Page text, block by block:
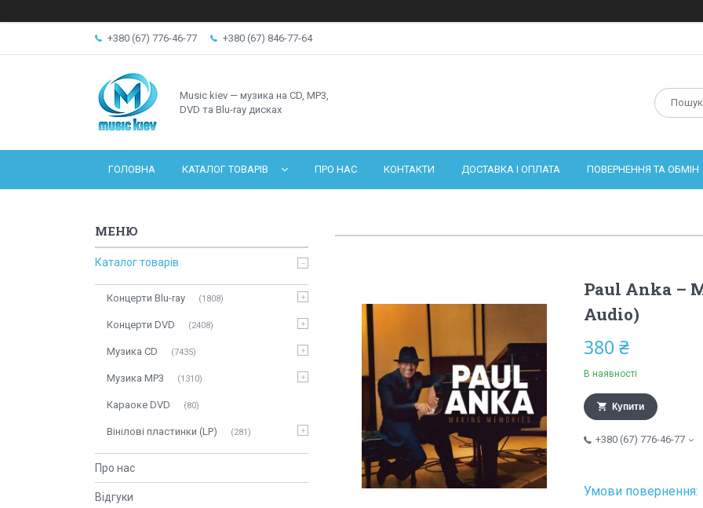
+380 (67) 776-46-77 +380 (67) 846-77-64
Music kiev — музика на CD, MP3,
DVD та Blu-ray дисках
ГОЛОВНА КАТАЛОГ ТОВАРІВ ПРО НАС КОНТАКТИ ДОСТАВКА І ОПЛАТА ПОВЕРНЕННЯ ТА ОБМІН
Paul Anka –
Audio)
380 ₴
В наявності
Купити
+380 (67) 776-46-77
Каталог товарів
Концерти Blu-ray 1808
Концерти DVD 2408
Музика CD 7435
Музика MP3 1310
Караоке DVD 80
Вінілові пластинки (LP) 281
Про нас
Відгуки